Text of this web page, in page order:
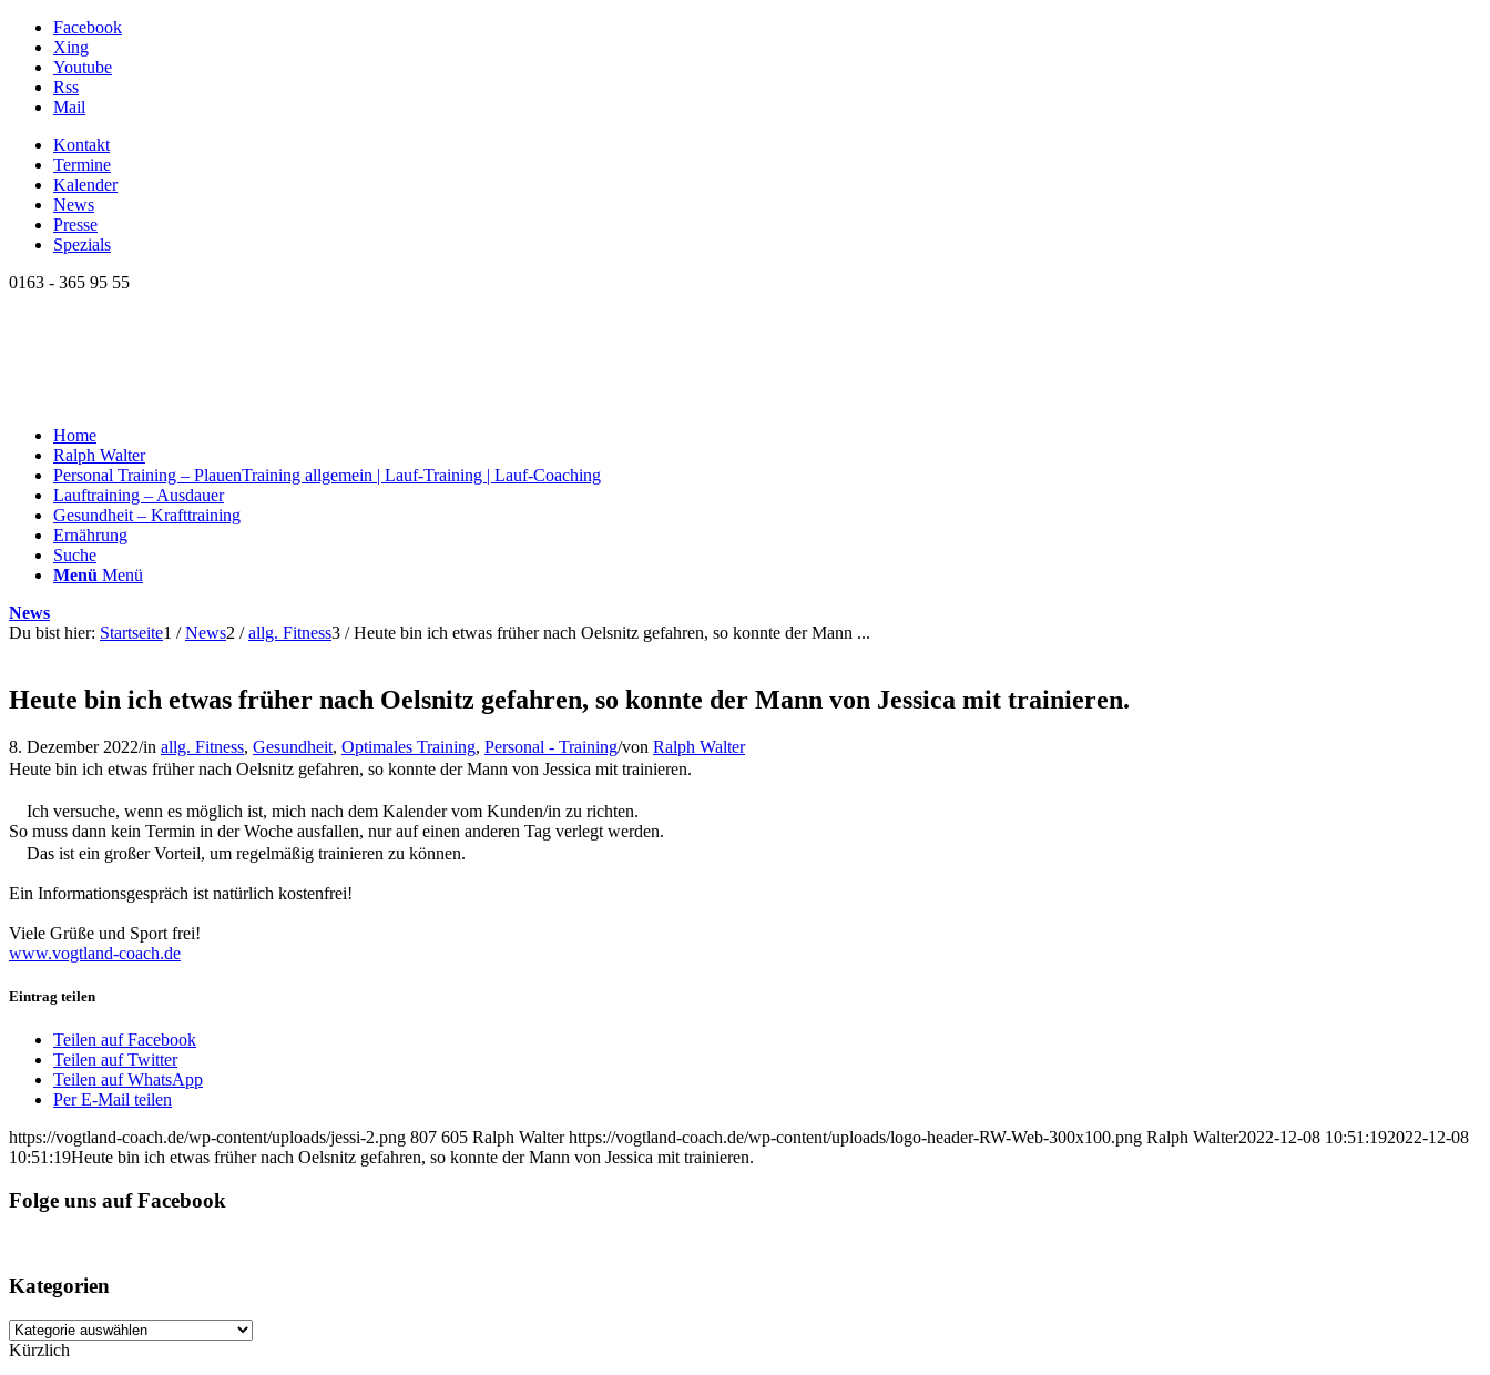
Facebook
Xing
Youtube
Rss
Mail
Kontakt
Termine
Kalender
News
Presse
Spezials
0163 - 365 95 55
Home
Ralph Walter
Personal Training – PlauenTraining allgemein | Lauf-Training | Lauf-Coaching
Lauftraining – Ausdauer
Gesundheit – Krafttraining
Ernährung
Suche
Menü Menü
News
Du bist hier: Startseite1 / News2 / allg. Fitness3 / Heute bin ich etwas früher nach Oelsnitz gefahren, so konnte der Mann ...
Heute bin ich etwas früher nach Oelsnitz gefahren, so konnte der Mann von Jessica mit trainieren.
8. Dezember 2022/in allg. Fitness, Gesundheit, Optimales Training, Personal - Training/von Ralph Walter
Heute bin ich etwas früher nach Oelsnitz gefahren, so konnte der Mann von Jessica mit trainieren.
Ich versuche, wenn es möglich ist, mich nach dem Kalender vom Kunden/in zu richten.
So muss dann kein Termin in der Woche ausfallen, nur auf einen anderen Tag verlegt werden.
Das ist ein großer Vorteil, um regelmäßig trainieren zu können.
Ein Informationsgespräch ist natürlich kostenfrei!
Viele Grüße und Sport frei!
www.vogtland-coach.de
Eintrag teilen
Teilen auf Facebook
Teilen auf Twitter
Teilen auf WhatsApp
Per E-Mail teilen
https://vogtland-coach.de/wp-content/uploads/jessi-2.png 807 605 Ralph Walter https://vogtland-coach.de/wp-content/uploads/logo-header-RW-Web-300x100.png Ralph Walter2022-12-08 10:51:192022-12-08
10:51:19Heute bin ich etwas früher nach Oelsnitz gefahren, so konnte der Mann von Jessica mit trainieren.
Folge uns auf Facebook
Kategorien
Kategorien
Kürzlich